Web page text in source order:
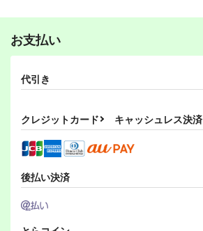
お支払い
代引き
クレジットカード キャッシュレス決済
後払い決済